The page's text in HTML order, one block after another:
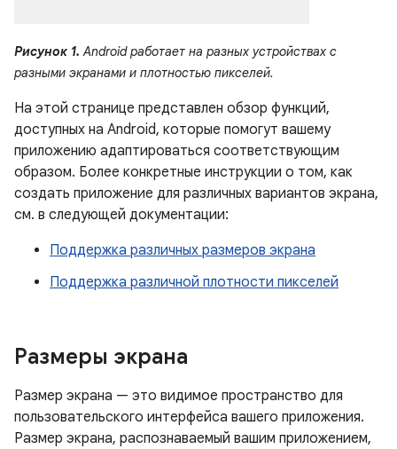
Рисунок 1. Android работает на разных устройствах с
разными экранами и плотностью пикселей.
На этой странице представлен обзор функций,
доступных на Android, которые помогут вашему
приложению адаптироваться соответствующим
образом. Более конкретные инструкции о том, как
создать приложение для различных вариантов экрана,
см. в следующей документации:
Поддержка различных размеров экрана
Поддержка различной плотности пикселей
Размеры экрана
Размер экрана — это видимое пространство для
пользовательского интерфейса вашего приложения.
Размер экрана, распознаваемый вашим приложением,